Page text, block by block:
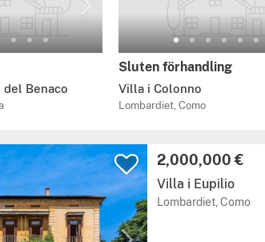
del Benaco
Sluten förhandling
Villa i Colonno
Lombardiet, Como
2,000,000 €
Villa i Eupilio
Lombardiet, Como